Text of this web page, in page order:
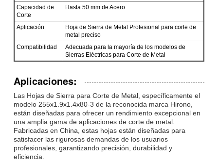
Capacidad de
Corte
Hasta 50 mm de Acero
Aplicación
Hoja de Sierra de Metal Profesional para corte de
metal preciso
Compatibilidad
Adecuada para la mayoría de los modelos de
Sierras Eléctricas para Corte de Metal
Aplicaciones:
Las Hojas de Sierra para Corte de Metal, específicamente el
modelo 255x1.9x1.4x80-3 de la reconocida marca Hirono,
están diseñadas para ofrecer un rendimiento excepcional en
una amplia gama de aplicaciones de corte de metal.
Fabricadas en China, estas hojas están diseñadas para
satisfacer las rigurosas demandas de los usuarios
profesionales, garantizando precisión, durabilidad y
eficiencia.